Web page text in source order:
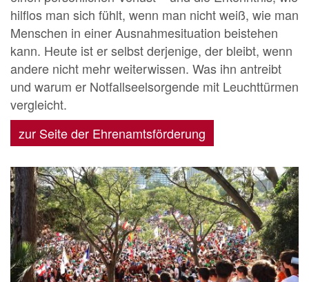
hilflos man sich fühlt, wenn man nicht weiß, wie man
Menschen in einer Ausnahmesituation beistehen
kann. Heute ist er selbst derjenige, der bleibt, wenn
andere nicht mehr weiterwissen. Was ihn antreibt
und warum er Notfallseelsorgende mit Leuchttürmen
vergleicht.
zur Seite der Ehrenamtsförderung